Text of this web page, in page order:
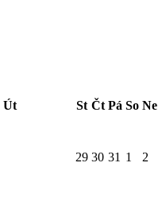
Út St Čt Pá So Ne
29 30 31 1 2